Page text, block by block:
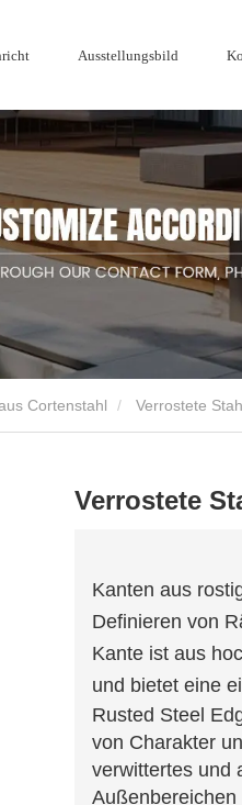
Ausstellungsbild
Gartenprodukten
Cortenstahl Verrostete
Verrostete
Kanten aus
Definieren von
Kante ist aus
und bietet eine
Rusted Steel
von Charakter
verwittertes und